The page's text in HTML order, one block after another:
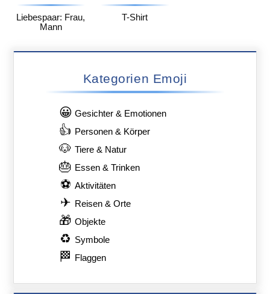
Liebespaar: Frau,
Mann
T-Shirt
Kategorien Emoji
😀 Gesichter & Emotionen
👍 Personen & Körper
🐶 Tiere & Natur
🎂 Essen & Trinken
⚽ Aktivitäten
✈ Reisen & Orte
🎁 Objekte
♻ Symbole
🏁 Flaggen